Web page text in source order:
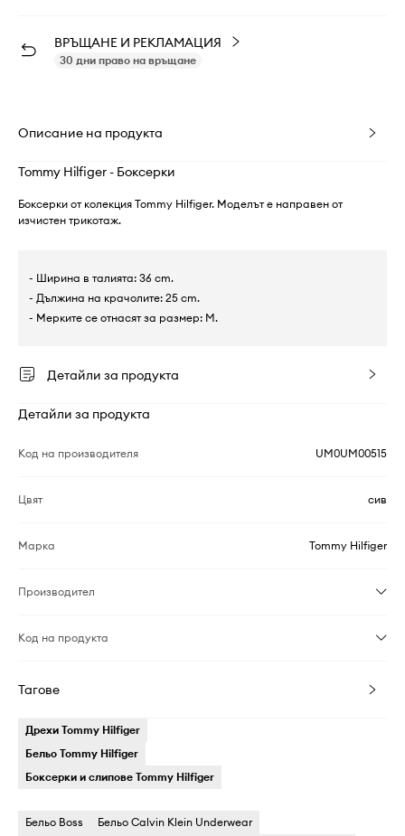
ВРЪЩАНЕ И РЕКЛАМАЦИЯ
30 дни право на връщане
Описание на продукта
Tommy Hilfiger - Боксерки
Боксерки от колекция Tommy Hilfiger. Моделът е направен от
изчистен трикотаж.
- Ширина в талията: 36 cm.
- Дължина на крачолите: 25 cm.
- Мерките се отнасят за размер: M.
Детайли за продукта
Детайли за продукта
Код на производителя UM0UM00515
Цвят сив
Марка Tommy Hilfiger
Производител
Код на продукта
Тагове
Дрехи Tommy Hilfiger
Бельо Tommy Hilfiger
Боксерки и слипове Tommy Hilfiger
Бельо Boss Бельо Calvin Klein Underwear